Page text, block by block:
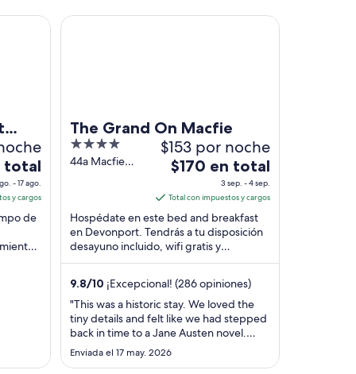
total
- 17 ago.
y cargos
de
Hotel
The Grand On Macfie
4
out
44a Macfie
$153 por noche
El
es
de
$170
en
total
por
noche
del
3
sep
al
$170 en total
3 sep. - 4 sep.
Total con impuestos y cargos
Hospédate en este bed and breakfast
en Devonport. Tendrás a tu disposición
desayuno incluido, wifi gratis y
estacionamiento gratis. Nuestros
9.8/10 ¡Excepcional! (286 opiniones)
"This was a historic stay. We loved the
tiny details and felt like we had stepped
back in time to a Jane Austen novel.
Highly recommend for people who love
old mansions. I taught my daughters
Enviada el 17 may. 2026
The Grand On Macfie